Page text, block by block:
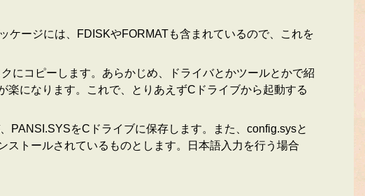
ケージには、FDISKやFORMATも含まれているので、これを
にコピーします。あらかじめ、ドライバとかツールとかで紹
になります。これで、とりあえずCドライブから起動する
PANSI.SYSをCドライブに保存します。また、config.sysと
トールされているものとします。日本語入力を行う場合